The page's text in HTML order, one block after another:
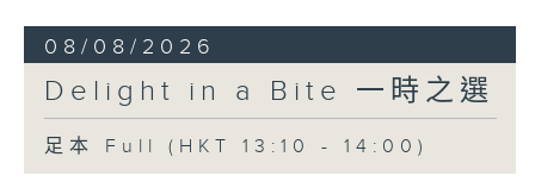
Taoyuan Chinese Orchestra 桃園市國
樂團
Ku Pao-wen (conductor) 顧寶文 (指
08/08/2026
Delight in a Bite 一時之選
足本 Full (HKT 13:10 - 14:00)